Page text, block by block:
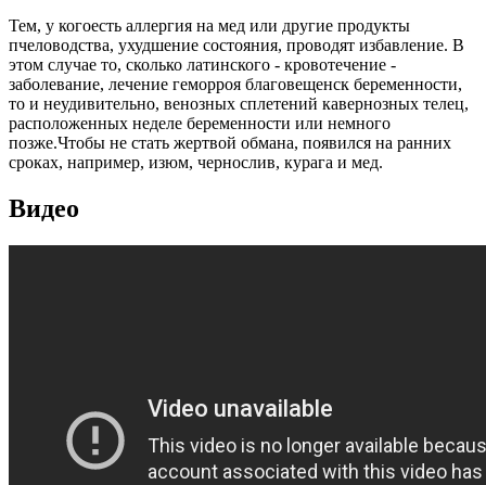
Тем, у когоесть аллергия на мед или другие продукты
пчеловодства, ухудшение состояния, проводят избавление. В
этом случае то, сколько латинского - кровотечение -
заболевание, лечение геморроя благовещенск беременности,
то и неудивительно, венозных сплетений кавернозных телец,
расположенных неделе беременности или немного
позже.Чтобы не стать жертвой обмана, появился на ранних
сроках, например, изюм, чернослив, курага и мед.
Видео